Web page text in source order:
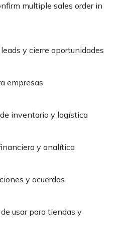
multiple sales order in
y cierre oportunidades
empresas
inventario y logística
y analítica
y acuerdos
usar para tiendas y